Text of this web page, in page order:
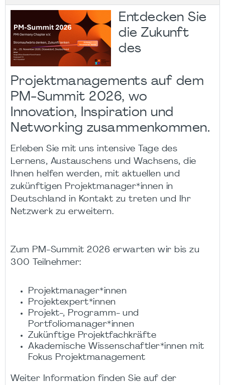
Entdecken Sie
die Zukunft
des
Projektmanagements auf dem
PM-Summit 2026, wo
Innovation, Inspiration und
Networking zusammenkommen.
Erleben Sie mit uns intensive Tage des
Lernens, Austauschens und Wachsens, die
Ihnen helfen werden, mit aktuellen und
zukünftigen Projektmanager*innen in
Deutschland in Kontakt zu treten und Ihr
Netzwerk zu erweitern.
Zum PM-Summit 2026 erwarten wir bis zu
300 Teilnehmer:
Projektmanager*innen
Projektexpert*innen
Projekt-, Programm- und
Portfoliomanager*innen
Zukünftige Projektfachkräfte
Akademische Wissenschaftler*innen mit
Fokus Projektmanagement
Weiter Information finden Sie auf der